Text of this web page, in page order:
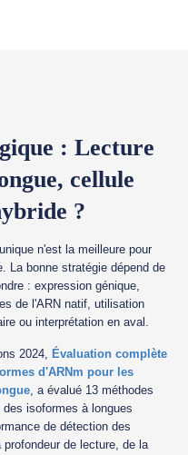
: Lecture
cellule
?
n'est la meilleure pour
La bonne stratégie dépend de
: expression génique,
de l'ARN natif, utilisation
ou interprétation en aval.
2024, Évaluation complète
d'ARNm pour les
, a évalué 13 méthodes
isoformes à longues
de détection des
de lecture, de la